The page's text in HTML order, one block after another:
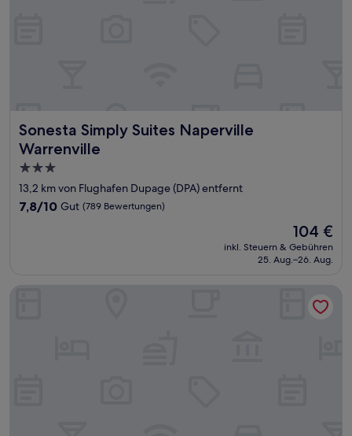
Sonesta Simply Suites Naperville
Warrenville
Sonesta Simply Suites Naperville Warrenville
3.0-
Sterne-
Unterkunft
13,2 km von Flughafen Dupage (DPA) entfernt
7.8
7,8/10 Gut (789 Bewertungen)
Der
Preis
beträgt
104 €
inkl. Steuern & Gebühren
25. Aug.–26. Aug.